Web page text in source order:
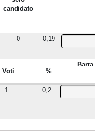
candidato
0 0,19
Voti %
Barra %
1 0,2